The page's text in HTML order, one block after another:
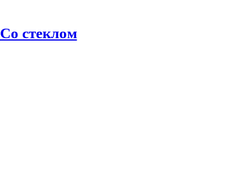
Со стеклом